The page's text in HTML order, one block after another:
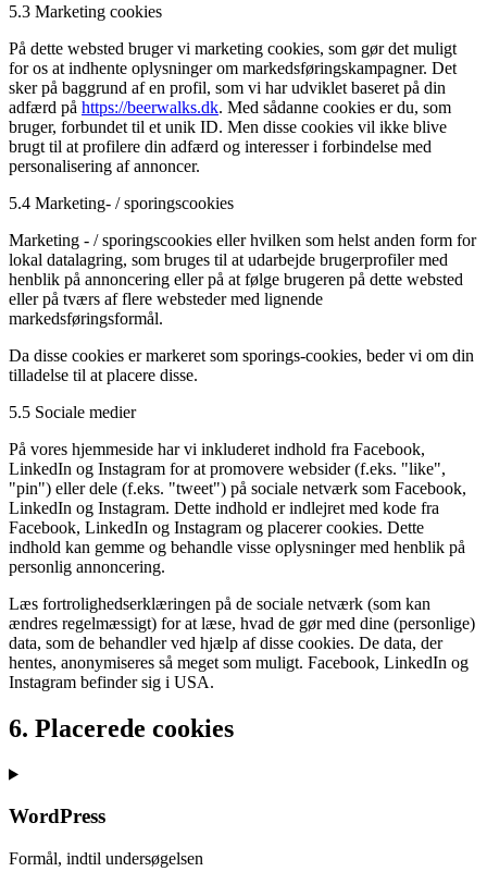
5.3 Marketing cookies
På dette websted bruger vi marketing cookies, som gør det muligt
for os at indhente oplysninger om markedsføringskampagner. Det
sker på baggrund af en profil, som vi har udviklet baseret på din
adfærd på https://beerwalks.dk. Med sådanne cookies er du, som
bruger, forbundet til et unik ID. Men disse cookies vil ikke blive
brugt til at profilere din adfærd og interesser i forbindelse med
personalisering af annoncer.
5.4 Marketing- / sporingscookies
Marketing - / sporingscookies eller hvilken som helst anden form for
lokal datalagring, som bruges til at udarbejde brugerprofiler med
henblik på annoncering eller på at følge brugeren på dette websted
eller på tværs af flere websteder med lignende
markedsføringsformål.
Da disse cookies er markeret som sporings-cookies, beder vi om din
tilladelse til at placere disse.
5.5 Sociale medier
På vores hjemmeside har vi inkluderet indhold fra Facebook,
LinkedIn og Instagram for at promovere websider (f.eks. "like",
"pin") eller dele (f.eks. "tweet") på sociale netværk som Facebook,
LinkedIn og Instagram. Dette indhold er indlejret med kode fra
Facebook, LinkedIn og Instagram og placerer cookies. Dette
indhold kan gemme og behandle visse oplysninger med henblik på
personlig annoncering.
Læs fortrolighedserklæringen på de sociale netværk (som kan
ændres regelmæssigt) for at læse, hvad de gør med dine (personlige)
data, som de behandler ved hjælp af disse cookies. De data, der
hentes, anonymiseres så meget som muligt. Facebook, LinkedIn og
Instagram befinder sig i USA.
6. Placerede cookies
WordPress
Formål, indtil undersøgelsen